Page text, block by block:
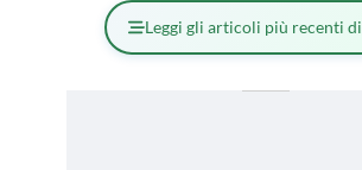
Leggi gli articoli più recenti di